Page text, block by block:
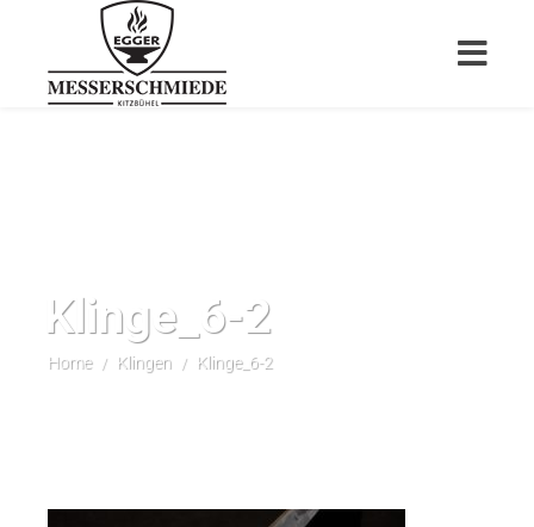
Klinge_6-2
Home / Klingen / Klinge_6-2